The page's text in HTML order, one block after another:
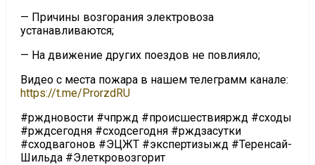
— Причины возгорания электровоза
устанавливаются;
— На движение других поездов не повлияло;
Видео с места пожара в нашем телеграмм канале:
https://t.me/ProrzdRU
#рждновости #чпржд #происшествияржд #сходы
#рждсегодня #сходсегодня #рждзасутки
#сходвагонов #ЭЦЖТ #экспертизыжд #Теренсай-
Шильда #Элеткровозгорит